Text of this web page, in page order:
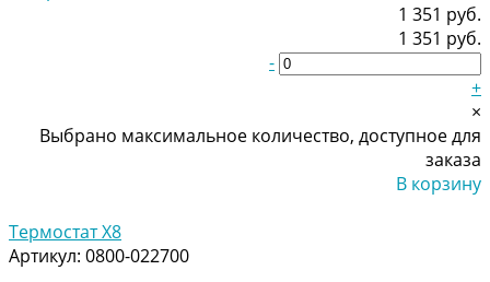
1 351 руб.
1 351 руб.
-
+
×
Выбрано максимальное количество, доступное для
заказа
В корзину
Термостат Х8
Артикул: 0800-022700